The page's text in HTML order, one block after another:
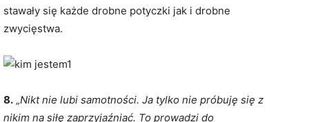
stawały się każde drobne potyczki jak i drobne
zwycięstwa.
8. „Nikt nie lubi samotności. Ja tylko nie próbuję się z
nikim na siłę zaprzyjaźniać. To prowadzi do